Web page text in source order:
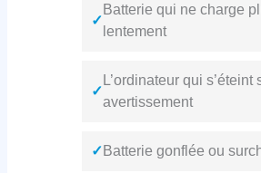
✓
Batterie qui ne charge
lentement
✓
L’ordinateur qui s’éteint
avertissement
✓ Batterie gonflée ou